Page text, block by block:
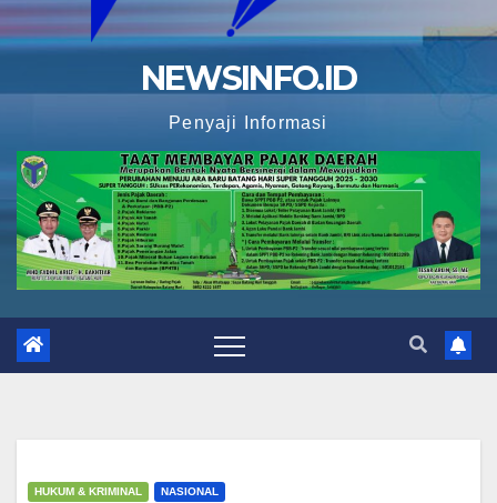
NEWSINFO.ID
Penyaji Informasi
HUKUM & KRIMINAL NASIONAL